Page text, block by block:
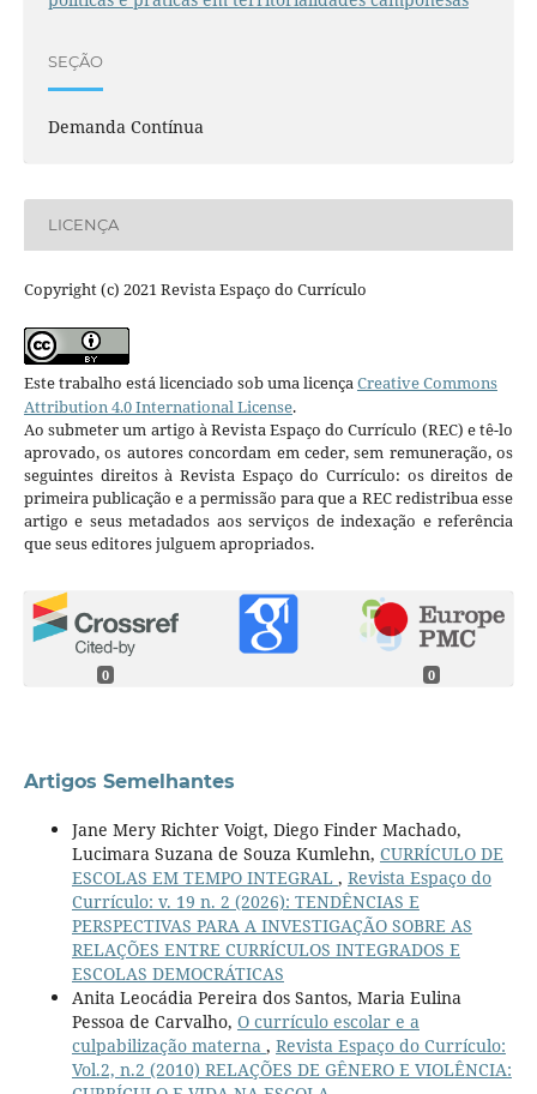
SEÇÃO
Demanda Contínua
LICENÇA
Copyright (c) 2021 Revista Espaço do Currículo
Este trabalho está licenciado sob uma licençaCreative Commons
Attribution 4.0 International License.
Ao submeter um artigo à Revista Espaço do Currículo (REC) e tê-lo
aprovado, os autores concordam em ceder, sem remuneração, os
seguintes direitos à Revista Espaço do Currículo: os direitos de
primeira publicação e a permissão para que a REC redistribua esse
artigo e seus metadados aos serviços de indexação e referência
que seus editores julguem apropriados.
0 0
Artigos Semelhantes
Jane Mery Richter Voigt, Diego Finder Machado,
Lucimara Suzana de Souza Kumlehn, CURRÍCULO DE
ESCOLAS EM TEMPO INTEGRAL , Revista Espaço do
Currículo: v. 19 n. 2 (2026): TENDÊNCIAS E
PERSPECTIVAS PARA A INVESTIGAÇÃO SOBRE AS
RELAÇÕES ENTRE CURRÍCULOS INTEGRADOS E
ESCOLAS DEMOCRÁTICAS
Anita Leocádia Pereira dos Santos, Maria Eulina
Pessoa de Carvalho, O currículo escolar e a
culpabilização materna , Revista Espaço do Currículo:
Vol.2, n.2 (2010) RELAÇÕES DE GÊNERO E VIOLÊNCIA: